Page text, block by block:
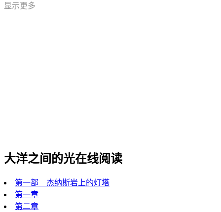
显示更多
大洋之间的光在线阅读
第一部 杰纳斯岩上的灯塔
第一章
第二章